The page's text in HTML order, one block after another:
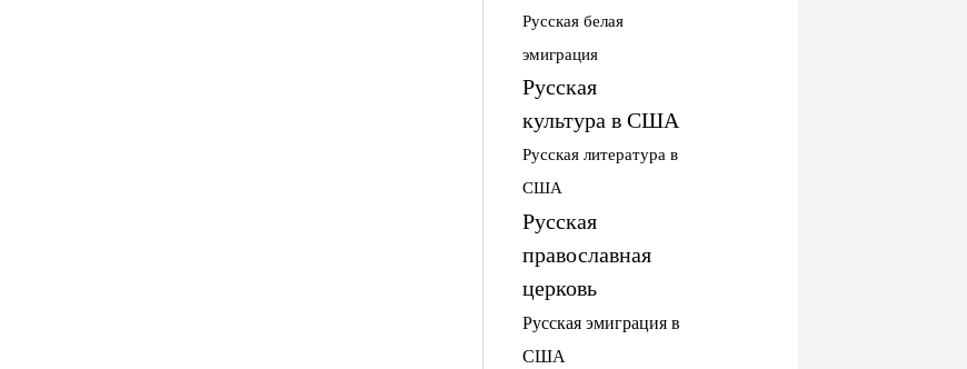
Русская белая
эмиграция
Русская
культура в США
Русская литература в
США
Русская
православная
церковь
Русская эмиграция в
США